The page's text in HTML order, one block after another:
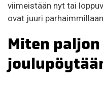
viimeistään nyt tai
ovat juuri
Miten